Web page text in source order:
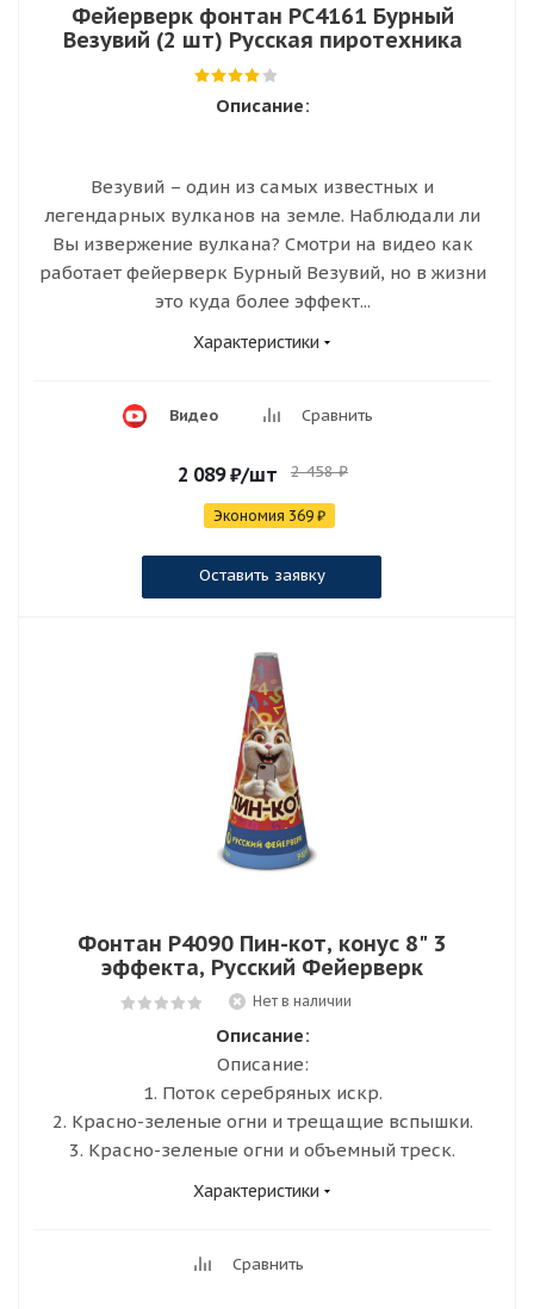
Фейерверк фонтан РС4161 Бурный
Везувий (2 шт) Русская пиротехника
Описание:
Везувий – один из самых известных и
легендарных вулканов на земле. Наблюдали ли
Вы извержение вулкана? Смотри на видео как
работает фейерверк Бурный Везувий, но в жизни
это куда более эффект...
Характеристики
Видео Сравнить
2 089₽/шт 2 458₽
Экономия 369₽
Оставить заявку
Фонтан Р4090 Пин-кот, конус 8" 3
эффекта, Русский Фейерверк
Нет в наличии
Описание:
Описание:
1. Поток серебряных искр.
2. Красно-зеленые огни и трещащие вспышки.
3. Красно-зеленые огни и объемный треск.
Характеристики
Сравнить